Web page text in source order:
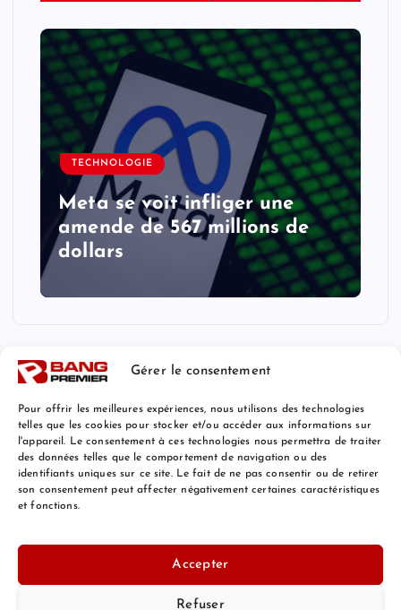
Gérer le consentement
Pour offrir les meilleures expériences, nous utilisons des technologies
telles que les cookies pour stocker et/ou accéder aux informations sur
l'appareil. Le consentement à ces technologies nous permettra de traiter
des données telles que le comportement de navigation ou des
identifiants uniques sur ce site. Le fait de ne pas consentir ou de retirer
son consentement peut affecter négativement certaines caractéristiques
et fonctions.
Accepter
Refuser
TECHNOLOGIE
Meta se voit infliger une
amende de 567 millions de
dollars
Mentions Légales